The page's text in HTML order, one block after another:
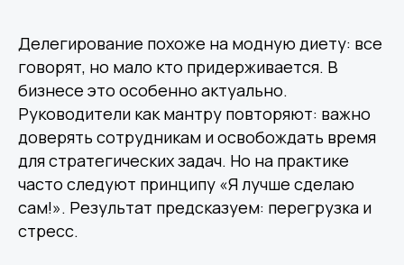
Делегирование похоже на модную диету: все
говорят, но мало кто придерживается. В
бизнесе это особенно актуально.
Руководители как мантру повторяют: важно
доверять сотрудникам и освобождать время
для стратегических задач. Но на практике
часто следуют принципу «Я лучше сделаю
сам!». Результат предсказуем: перегрузка и
стресс.